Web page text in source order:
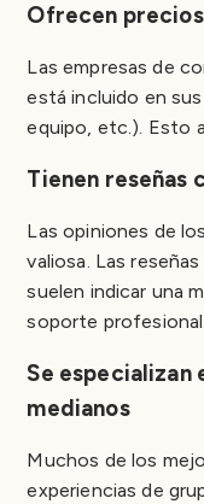
Ofrecen
Las empresas de
está incluido en
equipo, etc.). Esto
Tienen reseñas
Las opiniones de
valiosa. Las
suelen indicar una
soporte profesional.
Se especializan
medianos
Muchos de los
experiencias de